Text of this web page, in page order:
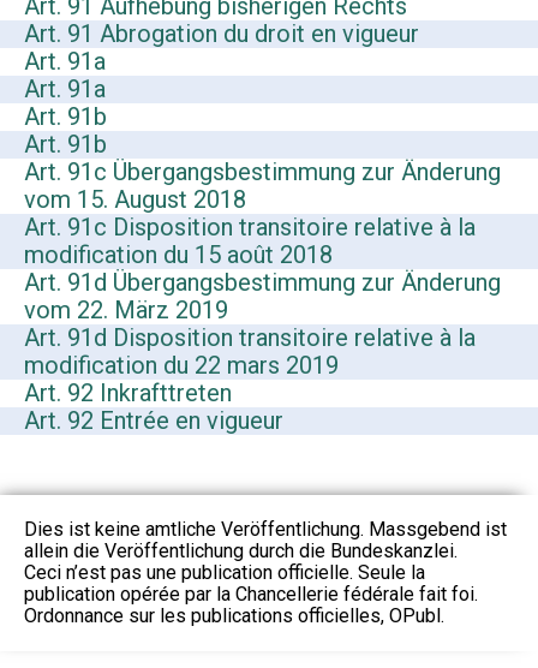
Art. 91 Aufhebung bisherigen Rechts
Art. 91 Abrogation du droit en vigueur
Art. 91a
Art. 91a
Art. 91b
Art. 91b
Art. 91c Übergangsbestimmung zur Änderung
vom 15. August 2018
Art. 91c Disposition transitoire relative à la
modification du 15 août 2018
Art. 91d Übergangsbestimmung zur Änderung
vom 22. März 2019
Art. 91d Disposition transitoire relative à la
modification du 22 mars 2019
Art. 92 Inkrafttreten
Art. 92 Entrée en vigueur
Dies ist keine amtliche Veröffentlichung. Massgebend ist
allein die Veröffentlichung durch die Bundeskanzlei.
Ceci n’est pas une publication officielle. Seule la
publication opérée par la Chancellerie fédérale fait foi.
Ordonnance sur les publications officielles, OPubl.